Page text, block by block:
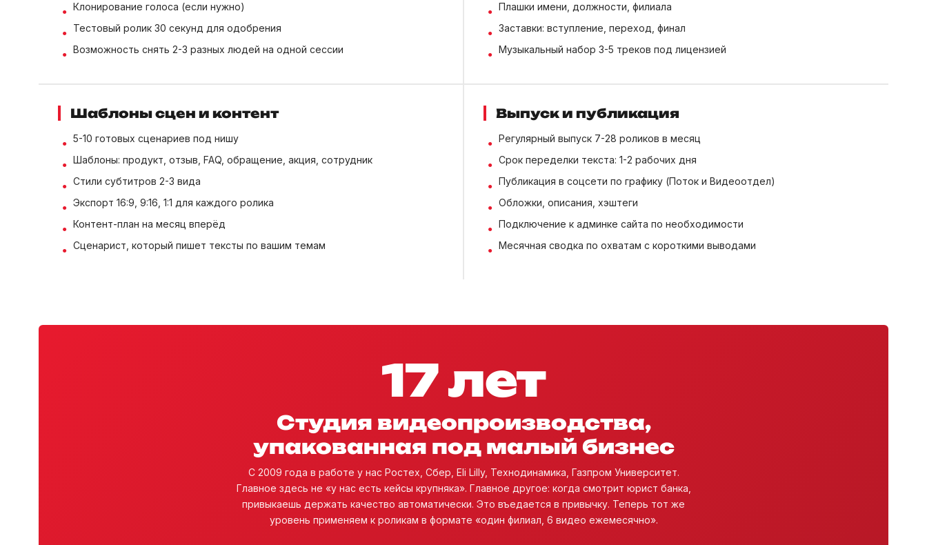
Клонирование голоса (если нужно)
Тестовый ролик 30 секунд для одобрения
Возможность снять 2-3 разных людей на одной сессии
Плашки имени, должности, филиала
Заставки: вступление, переход, финал
Музыкальный набор 3-5 треков под лицензией
Шаблоны сцен и контент
5-10 готовых сценариев под нишу
Шаблоны: продукт, отзыв, FAQ, обращение, акция, сотрудник
Стили субтитров 2-3 вида
Экспорт 16:9, 9:16, 1:1 для каждого ролика
Контент-план на месяц вперёд
Сценарист, который пишет тексты по вашим темам
Выпуск и публикация
Регулярный выпуск 7-28 роликов в месяц
Срок переделки текста: 1-2 рабочих дня
Публикация в соцсети по графику (Поток и Видеоотдел)
Обложки, описания, хэштеги
Подключение к админке сайта по необходимости
Месячная сводка по охватам с короткими выводами
17 лет
Студия видеопроизводства,
упакованная под малый бизнес
С 2009 года в работе у нас Ростех, Сбер, Eli Lilly, Технодинамика, Газпром Университет.
Главное здесь не «у нас есть кейсы крупняка». Главное другое: когда смотрит юрист банка,
привыкаешь держать качество автоматически. Это въедается в привычку. Теперь тот же
уровень применяем к роликам в формате «один филиал, 6 видео ежемесячно».